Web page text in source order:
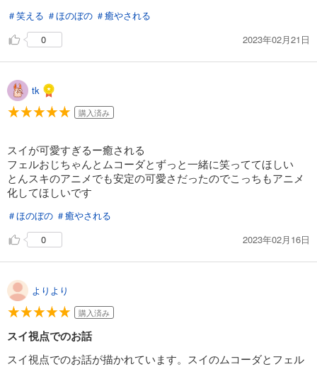
＃笑える ＃ほのぼの ＃癒やされる
0
2023年02月21日
tk
購入済み
スイが可愛すぎるー癒される
フェルおじちゃんとムコーダとずっと一緒に笑っててほしい
とんスキのアニメでも安定の可愛さだったのでこっちもアニメ
化してほしいです
＃ほのぼの ＃癒やされる
0
2023年02月16日
よりより
購入済み
スイ視点でのお話
スイ視点でのお話が描かれています。スイのムコーダとフェル